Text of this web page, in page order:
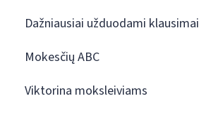
Dažniausiai užduodami klausimai
Mokesčių ABC
Viktorina moksleiviams